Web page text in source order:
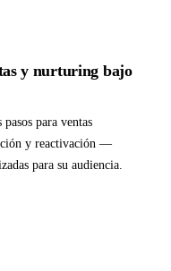
y nurturing bajo
para ventas
y reactivación —
para su audiencia.